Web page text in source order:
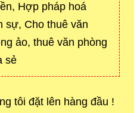
Hợp pháp hoá
sự, Cho thuê văn
ảo, thuê văn phòng
sẻ
tôi đặt lên hàng đầu !